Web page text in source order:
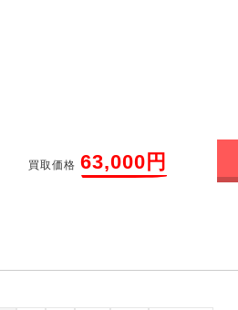
買取価格 63,000円